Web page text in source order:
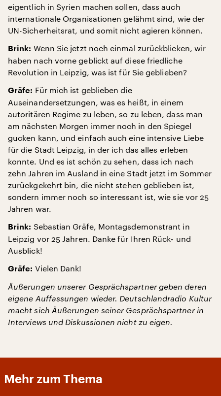
eigentlich in Syrien machen sollen, dass auch
internationale Organisationen gelähmt sind, wie der
UN-Sicherheitsrat, und somit nicht agieren können.
Brink: Wenn Sie jetzt noch einmal zurückblicken, wir
haben nach vorne geblickt auf diese friedliche
Revolution in Leipzig, was ist für Sie geblieben?
Gräfe: Für mich ist geblieben die
Auseinandersetzungen, was es heißt, in einem
autoritären Regime zu leben, so zu leben, dass man
am nächsten Morgen immer noch in den Spiegel
gucken kann, und einfach auch eine intensive Liebe
für die Stadt Leipzig, in der ich das alles erleben
konnte. Und es ist schön zu sehen, dass ich nach
zehn Jahren im Ausland in eine Stadt jetzt im Sommer
zurückgekehrt bin, die nicht stehen geblieben ist,
sondern immer noch so interessant ist, wie sie vor 25
Jahren war.
Brink: Sebastian Gräfe, Montagsdemonstrant in
Leipzig vor 25 Jahren. Danke für Ihren Rück- und
Ausblick!
Gräfe: Vielen Dank!
Äußerungen unserer Gesprächspartner geben deren
eigene Auffassungen wieder. Deutschlandradio Kultur
macht sich Äußerungen seiner Gesprächspartner in
Interviews und Diskussionen nicht zu eigen.
Mehr zum Thema